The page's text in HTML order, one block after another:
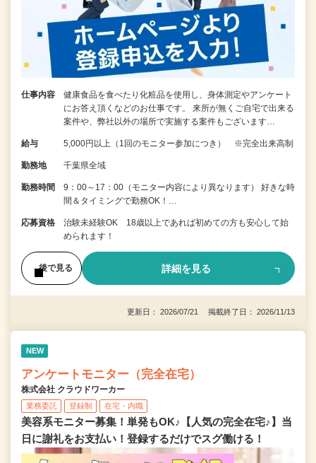
仕事内容
健康食品を食べたり化粧品を使用し、身体測定やアンケート
にお答え頂くなどのお仕事です。 来所が無くご自宅で出来る
案件や、弊社以外の場所で実施する案件もございます…
給与 5,000円以上（1回のモニター参加につき） ※完全出来高制
勤務地 千葉県全域
勤務時間
9：00～17：00（モニター内容により異なります） 好きな時
間＆タイミングで勤務OK！…
応募資格
治験未経験OK 18歳以上であれば初めての方も安心して始
められます！
後で見る 詳細を見る
更新日： 2026/07/21 掲載終了日： 2026/11/13
NEW
アンケートモニター（完全在宅）
株式会社 クラウドワーカー
業務委託 登録制 在宅・内職
美容系モニター募集！単発もOK♪【人気の完全在宅♪】当
日に謝礼をお支払い！登録するだけでスグ働ける！